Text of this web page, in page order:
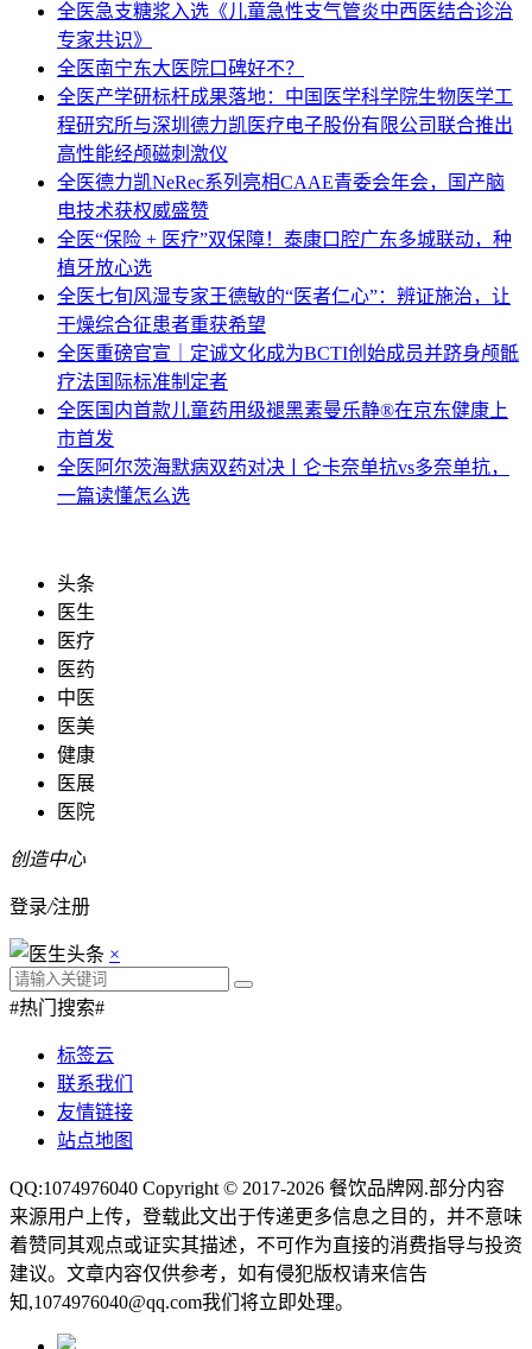
全医急支糖浆入选《儿童急性支气管炎中西医结合诊治
专家共识》
全医南宁东大医院口碑好不？
全医产学研标杆成果落地：中国医学科学院生物医学工
程研究所与深圳德力凯医疗电子股份有限公司联合推出
高性能经颅磁刺激仪
全医德力凯NeRec系列亮相CAAE青委会年会，国产脑
电技术获权威盛赞
全医“保险 + 医疗”双保障！泰康口腔广东多城联动，种
植牙放心选
全医七旬风湿专家王德敏的“医者仁心”：辨证施治，让
干燥综合征患者重获希望
全医重磅官宣｜定诚文化成为BCTI创始成员并跻身颅骶
疗法国际标准制定者
全医 国内首款儿童药用级褪黑素曼乐静®在京东健康上
市首发
全医 阿尔茨海默病双药对决ￜ仑卡奈单抗vs多奈单抗，
一篇读懂怎么选
头条
医生
医疗
医药
中医
医美
健康
医展
医院
创造中心
登录/注册
×
#热门搜索#
标签云
联系我们
友情链接
站点地图
QQ:1074976040 Copyright © 2017-2026 餐饮品牌网 .部分内容
来源用户上传，登载此文出于传递更多信息之目的，并不意味
着赞同其观点或证实其描述，不可作为直接的消费指导与投资
建议。文章内容仅供参考，如有侵犯版权请来信告
知,1074976040@qq.com我们将立即处理。